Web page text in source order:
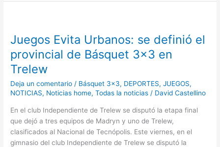
Juegos Evita Urbanos: se definió el
provincial de Básquet 3×3 en
Trelew
Deja un comentario / Básquet 3x3, DEPORTES,JUEGOS,
NOTICIAS, Noticias home,Todas la noticias / David Castellino
En el club Independiente de Trelew se disputó la etapa final
que dejó a tres equipos de Madryn y uno de Trelew,
clasificados al Nacional de Tecnópolis. Este viernes, en el
gimnasio del club Independiente de Trelew se disputó la
Urbanos:
definió
provincial
de
3×3
en
Trelew